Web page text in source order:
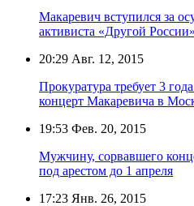
Макаревич вступился за
активиста «Другой России»
20:29 Авг. 12, 2015
Прокуратура требует 3
концерт Макаревича в
19:53 Фев. 20, 2015
Мужчину, сорвавшего
под арестом до 1 апреля
17:23 Янв. 26, 2015